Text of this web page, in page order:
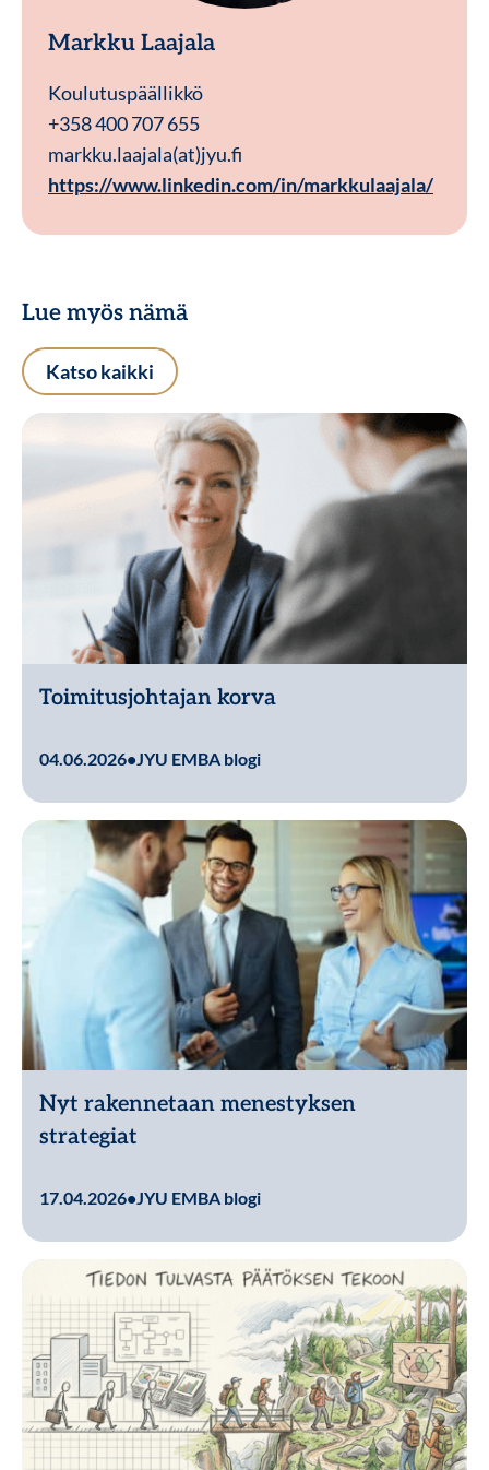
Markku Laajala
Koulutuspäällikkö
+358 400 707 655
markku.laajala(at)jyu.fi
https://www.linkedin.com/in/markkulaajala/
Lue myös nämä
Katso kaikki
Toimitusjohtajan korva
04.06.2026• JYU EMBA blogi
Nyt rakennetaan menestyksen
strategiat
17.04.2026•JYU EMBA blogi